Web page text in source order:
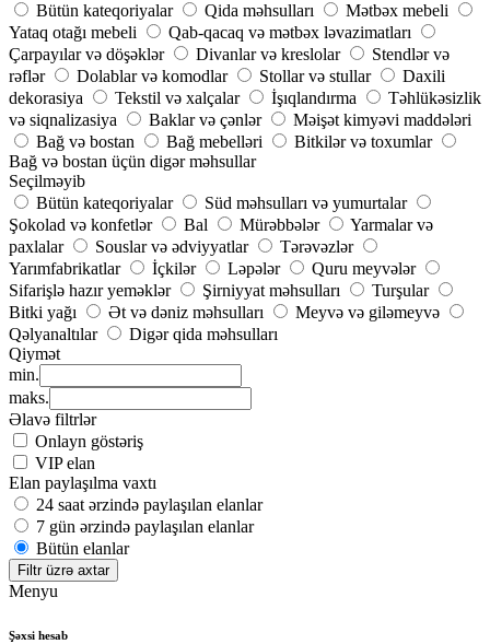
Bütün kateqoriyalar
Qida məhsulları
Mətbəx mebeli
Yataq otağı mebeli
Qab-qacaq və mətbəx ləvazimatları
Çarpayılar və döşəklər
Divanlar və kreslolar
Stendlər və
rəflər
Dolablar və komodlar Stollar və stullar
Daxili
dekorasiya
Tekstil və xalçalar İşıqlandırma
Təhlükəsizlik
və siqnalizasiya
Baklar və çənlər
Məişət kimyəvi maddələri
Bağ və bostan
Bağ mebelləri
Bitkilər və toxumlar
Bağ və bostan üçün digər məhsullar
Seçilməyib
Bütün kateqoriyalar
Süd məhsulları və yumurtalar
Şokolad və konfetlər
Bal Mürəbbələr
Yarmalar və
paxlalar
Souslar və ədviyyatlar
Tərəvəzlər
Yarımfabrikatlar
İçkilər Ləpələr
Quru meyvələr
Sifarişlə hazır yeməklər
Şirniyyat məhsulları
Turşular
Bitki yağı
Ət və dəniz məhsulları
Meyvə və giləmeyvə
Qəlyanaltılar
Digər qida məhsulları
Qiymət
min.
maks.
Əlavə filtrlər
Onlayn göstəriş
VIP elan
Elan paylaşılma vaxtı
24 saat ərzində paylaşılan elanlar
7 gün ərzində paylaşılan elanlar
Bütün elanlar
Filtr üzrə axtar
Menyu
Şəxsi hesab